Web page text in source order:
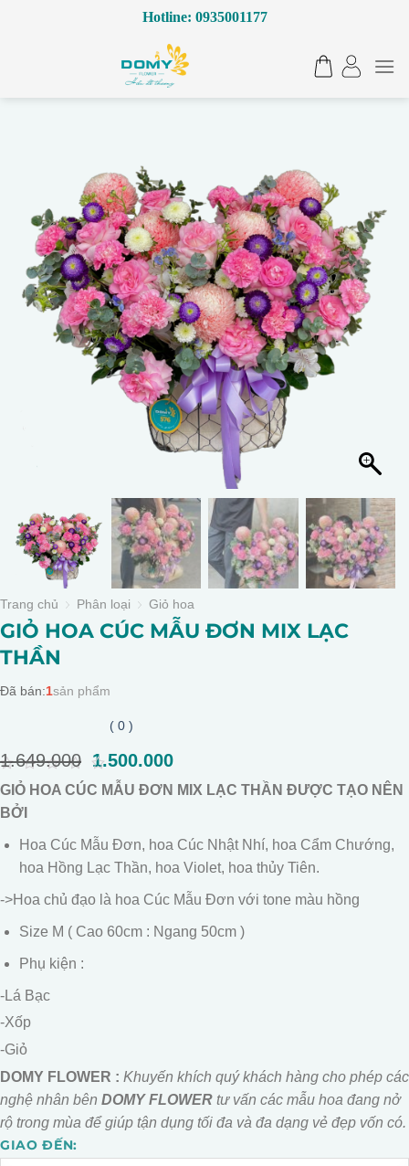
Hotline: 0935001177
Trang chủ Phân loại Giỏ hoa
GIỎ HOA CÚC MẪU ĐƠN MIX LẠC
THẦN
Đã bán:1sản phẩm
0
out
of
( 0 )
1.649.000 Giá
gốc
là:
1.500.000
hiện
tại
1.500.000.
GIỎ HOA CÚC MẪU ĐƠN MIX LẠC THẦN ĐƯỢC TẠO NÊN
BỞI
Hoa Cúc Mẫu Đơn, hoa Cúc Nhật Nhí, hoa Cẩm Chướng,
hoa Hồng Lạc Thần, hoa Violet, hoa thủy Tiên.
->Hoa chủ đạo là hoa Cúc Mẫu Đơn với tone màu hồng
Size M ( Cao 60cm : Ngang 50cm )
Phụ kiện :
-Lá Bạc
-Xốp
-Giỏ
DOMY FLOWER : Khuyến khích quý khách hàng cho phép các
nghệ nhân bên DOMY FLOWER tư vấn các mẫu hoa đang nở
rộ trong mùa để giúp tận dụng tối đa và đa dạng vẻ đẹp vốn có.
GIAO ĐẾN:
Alternative: